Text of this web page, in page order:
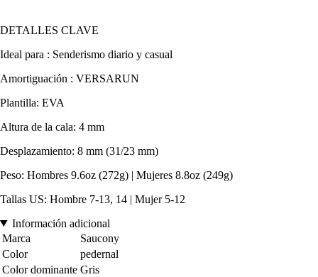
DETALLES CLAVE
Ideal para : Senderismo diario y casual
Amortiguación : VERSARUN
Plantilla: EVA
Altura de la cala: 4 mm
Desplazamiento: 8 mm (31/23 mm)
Peso: Hombres 9.6oz (272g) | Mujeres 8.8oz (249g)
Tallas US: Hombre 7-13, 14 | Mujer 5-12
Información adicional
Marca
Saucony
Color
pedernal
Color dominante Gris